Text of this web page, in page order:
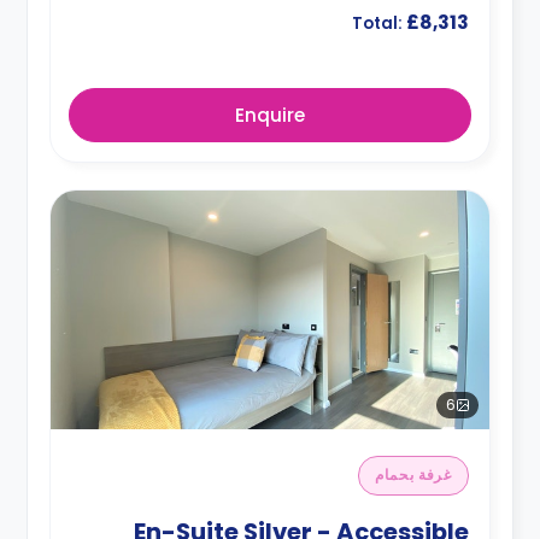
Total: £8,313
Enquire
6
غرفة بحمام
En-Suite Silver - Accessible